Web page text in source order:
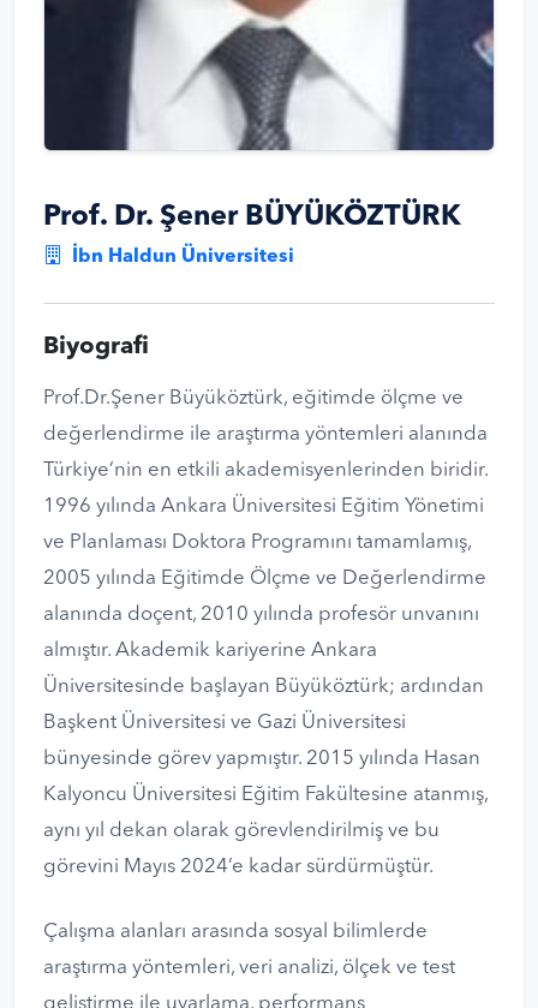
Prof. Dr. Şener BÜYÜKÖZTÜRK
İbn Haldun Üniversitesi
Biyografi
Prof.Dr.Şener Büyüköztürk, eğitimde ölçme ve
değerlendirme ile araştırma yöntemleri alanında
Türkiye’nin en etkili akademisyenlerinden biridir.
1996 yılında Ankara Üniversitesi Eğitim Yönetimi
ve Planlaması Doktora Programını tamamlamış,
2005 yılında Eğitimde Ölçme ve Değerlendirme
alanında doçent, 2010 yılında profesör unvanını
almıştır. Akademik kariyerine Ankara
Üniversitesinde başlayan Büyüköztürk; ardından
Başkent Üniversitesi ve Gazi Üniversitesi
bünyesinde görev yapmıştır. 2015 yılında Hasan
Kalyoncu Üniversitesi Eğitim Fakültesine atanmış,
aynı yıl dekan olarak görevlendirilmiş ve bu
görevini Mayıs 2024’e kadar sürdürmüştür.
Çalışma alanları arasında sosyal bilimlerde
araştırma yöntemleri, veri analizi, ölçek ve test